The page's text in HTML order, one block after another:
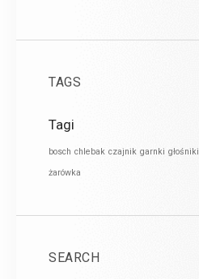
TAGS
Tagi
bosch chlebak czajnik garnki głośniki
żarówka
SEARCH